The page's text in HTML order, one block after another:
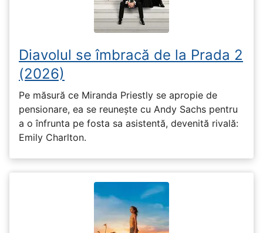
Diavolul se îmbracă de la Prada 2
(2026)
Pe măsură ce Miranda Priestly se apropie de
pensionare, ea se reunește cu Andy Sachs pentru
a o înfrunta pe fosta sa asistentă, devenită rivală:
Emily Charlton.